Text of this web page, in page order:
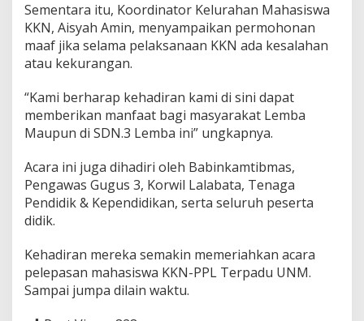
Sementara itu, Koordinator Kelurahan Mahasiswa
KKN, Aisyah Amin, menyampaikan permohonan
maaf jika selama pelaksanaan KKN ada kesalahan
atau kekurangan.
“Kami berharap kehadiran kami di sini dapat
memberikan manfaat bagi masyarakat Lemba
Maupun di SDN.3 Lemba ini” ungkapnya.
Acara ini juga dihadiri oleh Babinkamtibmas,
Pengawas Gugus 3, Korwil Lalabata, Tenaga
Pendidik & Kependidikan, serta seluruh peserta
didik.
Kehadiran mereka semakin memeriahkan acara
pelepasan mahasiswa KKN-PPL Terpadu UNM.
Sampai jumpa dilain waktu.